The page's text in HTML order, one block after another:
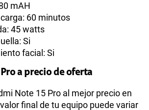
mAH
60 minutos
45 watts
Si
facial: Si
a precio de oferta
Note 15 Pro al mejor precio en
final de tu equipo puede variar